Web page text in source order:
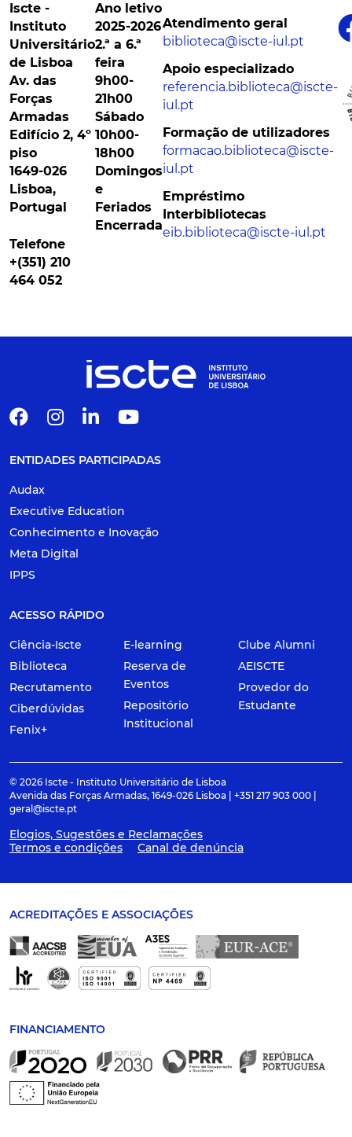
Iscte -
Instituto
Universitário
de Lisboa
Av. das
Forças
Armadas
Edifício 2, 4º
piso
1649-026
Lisboa,
Portugal
Telefone
+(351) 210
464 052
Ano letivo
2025-2026
2.ª a 6.ª
feira
9h00-
21h00
Sábado
10h00-
18h00
Domingos
e
Feriados
Encerrada
Atendimento geral
biblioteca@iscte-iul.pt
Apoio especializado
referencia.biblioteca@iscte-
iul.pt
Formação de utilizadores
formacao.biblioteca@iscte-
iul.pt
Empréstimo
Interbibliotecas
eib.biblioteca@iscte-iul.pt
ENTIDADES PARTICIPADAS
Audax
Executive Education
Conhecimento e Inovação
Meta Digital
IPPS
ACESSO RÁPIDO
Ciência-Iscte
Biblioteca
Recrutamento
Ciberdúvidas
Fenix+
E-learning
Reserva de
Eventos
Repositório
Institucional
Clube Alumni
AEISCTE
Provedor do
Estudante
© 2026 Iscte - Instituto Universitário de Lisboa
Avenida das Forças Armadas, 1649-026 Lisboa | +351 217 903 000 |
geral@iscte.pt
Elogios, Sugestões e Reclamações
Termos e condições
Canal de denúncia
ACREDITAÇÕES E ASSOCIAÇÕES
FINANCIAMENTO